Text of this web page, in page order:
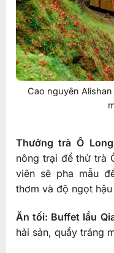
Cao nguyên
Thưởng trà Ô
nông trại để thử trà
viên sẽ pha mẫu
thơm và độ ngọt
Ăn tối: Buffet lẩu
hải sản, quầy tráng